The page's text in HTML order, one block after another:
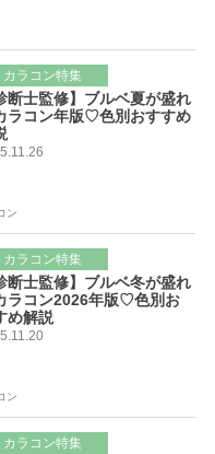
カラコン特集
断士監修】ブルベ夏が盛れ
ラコン年版♡色別おすすめ
ン
カラコン特集
断士監修】ブルベ冬が盛れ
ラコン2026年版♡色別お
め解説
ン
カラコン特集